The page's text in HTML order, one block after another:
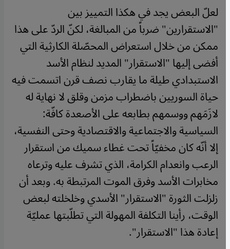
لعلّ البعض يجد في هكذا التمييز بين
"الاستقرارين" ضرباً من المبالغة، لكنّ الردّ على هذا
ممكن من خلال استعراض المحصّلة الكارثية التي
أفضى إليها "الاستقرار" المديد لنظام الأسد
الاستبدادي طيلة ما يقارب نصف قرن اتسمت فيه
حياة السوريين باضطراب مزمن وقلق لا نهاية له
لازَمَهم ووسمهم بطابعه على الأصعدة كافّة:
السياسية والاجتماعية والاقتصادية وحتى النفسية،
إلا أنّه كان مخفيّاً تحت غطاء سميك من استقرار
الرعب وانعدام الكرامة، الذي تشرف عليه وترعاه
مخابرات الأسد وفرق الموت المرتبطة به. وبعد أن
زلزلت الثورة "الاستقرار" الأسدي وخلخلته لبعض
الوقت، رأينا التكلفة المهولة التي تطلّبتها عمليّة
إعادة هذا "الاستقرار".